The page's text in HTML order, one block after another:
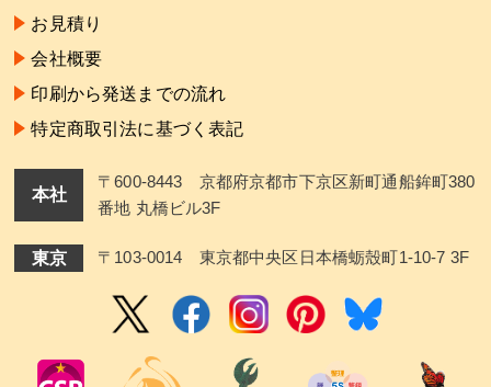
お見積り
会社概要
印刷から発送までの流れ
特定商取引法に基づく表記
本社
〒600-8443 京都府京都市下京区新町通船鉾町380
番地 丸橋ビル3F
東京 〒103-0014 東京都中央区日本橋蛎殼町1-10-7 3F